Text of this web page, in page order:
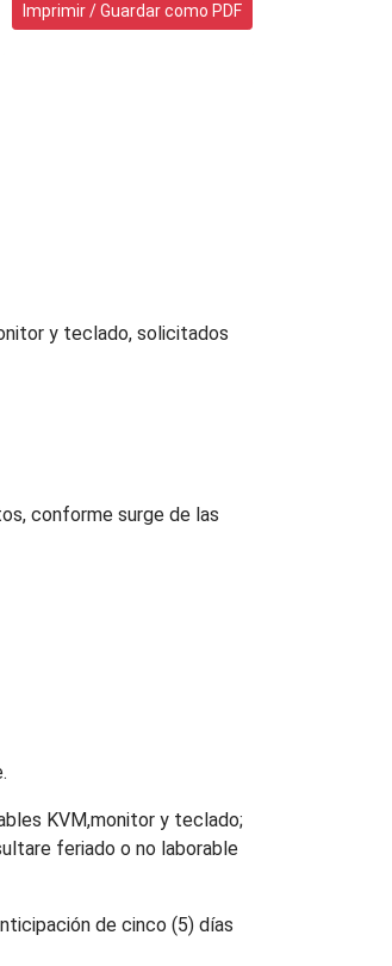
Imprimir / Guardar como PDF
y teclado, solicitados
conforme surge de las
KVM,monitor y teclado;
feriado o no laborable
de cinco (5) días